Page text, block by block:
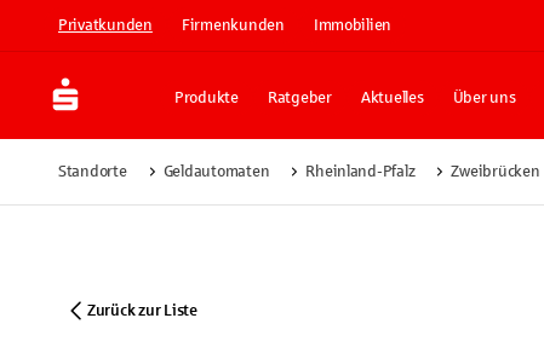
Privatkunden Firmenkunden Immobilien
Produkte Ratgeber Aktuelles Über uns
Standorte Geldautomaten Rheinland-Pfalz Zweibrücken
Zurück zur Liste